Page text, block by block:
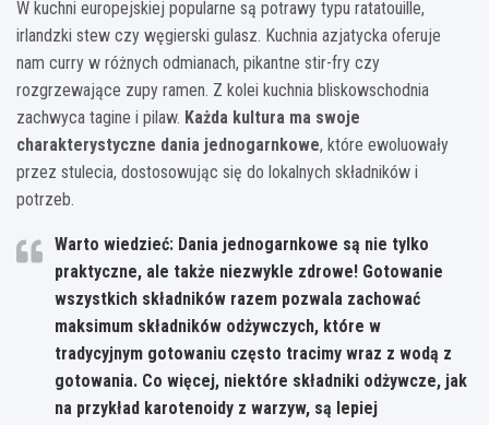
W kuchni europejskiej popularne są potrawy typu ratatouille,
irlandzki stew czy węgierski gulasz. Kuchnia azjatycka oferuje
nam curry w różnych odmianach, pikantne stir-fry czy
rozgrzewające zupy ramen. Z kolei kuchnia bliskowschodnia
zachwyca tagine i pilaw. Każda kultura ma swoje
charakterystyczne dania jednogarnkowe, które ewoluowały
przez stulecia, dostosowując się do lokalnych składników i
potrzeb.
Warto wiedzieć: Dania jednogarnkowe są nie tylko
praktyczne, ale także niezwykle zdrowe! Gotowanie
wszystkich składników razem pozwala zachować
maksimum składników odżywczych, które w
tradycyjnym gotowaniu często tracimy wraz z wodą z
gotowania. Co więcej, niektóre składniki odżywcze, jak
na przykład karotenoidy z warzyw, są lepiej